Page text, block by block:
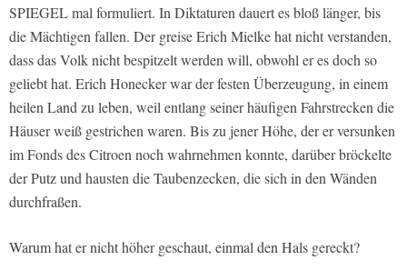
SPIEGELmal formuliert. In Diktaturen dauert es bloß länger, bis
die Mächtigen fallen. Der greise Erich Mielke hat nicht verstanden,
dass das Volk nicht bespitzelt werden will, obwohl er es doch so
geliebt hat. Erich Honecker war der festen Überzeugung, in einem
heilen Land zu leben, weil entlang seiner häufigen Fahrstrecken die
Häuser weiß gestrichen waren. Bis zu jener Höhe, der er versunken
im Fonds des Citroen noch wahrnehmen konnte, darüber bröckelte
der Putz und hausten die Taubenzecken, die sich in den Wänden
durchfraßen.
Warum hat er nicht höher geschaut, einmal den Hals gereckt?